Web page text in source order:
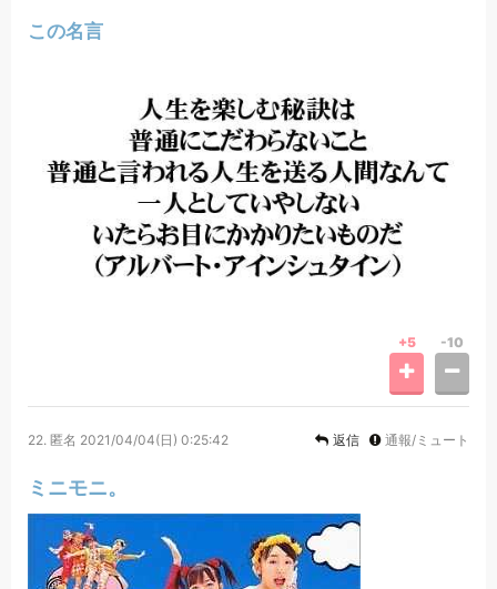
この名言
+5 -10
22. 匿名 2021/04/04(日) 0:25:42 返信 通報/ミュート
ミニモニ。